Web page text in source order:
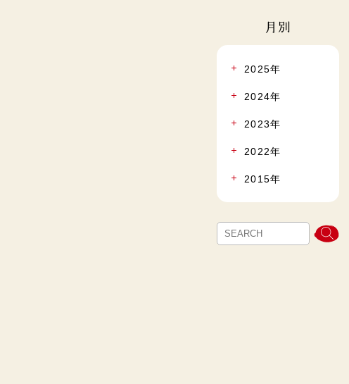
月別
2025年
2024年
2023年
2022年
2015年